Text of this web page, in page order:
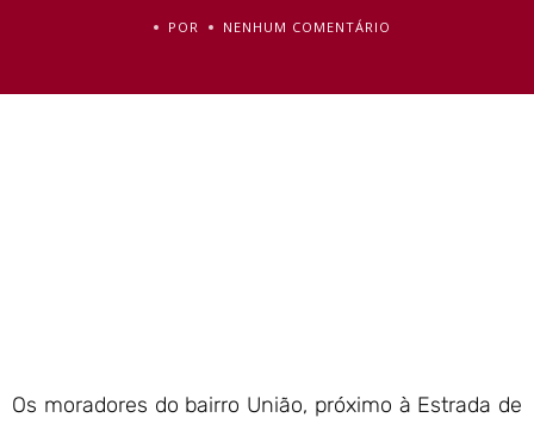
POR NENHUM COMENTÁRIO
Os moradores do bairro União, próximo à Estrada de